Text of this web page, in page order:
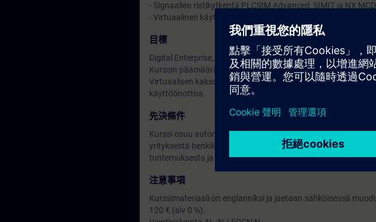
- Signaalien ristikytkentä PLCSIM Advanced, SIMIT ja NX
- Virtuaalinen käyttöönotto PLCSIM Advanced, SIMIT ja NX
目標
Digital Enterprise, Your Way to Industry 4.0 - discover the
Kurssin päämäärä on lisätä suunnittelun, käyttöönoton ja
Virtuaalisen kaksosen avulla automaatio-ohjemat voidaan
käyttöönottoa.
先決條件
Kurssi osuu automaatio- ja mekaniikkasuunnittelun
yrityksestä henkilö molemmilta puolilta. Kurssilla on suuri
tuntemuksesta ja toisaalta 3D suunnittelusta.
注意事項
Kurssimateriaali on englanniksi ja jaetaan sähköisessä
120 € (alv 0 %).